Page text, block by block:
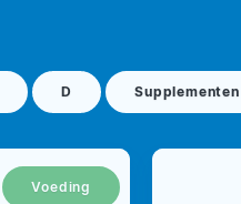
D Supplementen
Voeding